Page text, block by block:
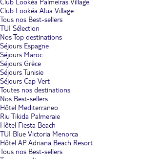
Club Lookéa Palmeiras Village
Club Lookéa Alua Village
Tous nos Best-sellers
TUI Sélection
Nos Top destinations
Séjours Espagne
Séjours Maroc
Séjours Grèce
Séjours Tunisie
Séjours Cap Vert
Toutes nos destinations
Nos Best-sellers
Hôtel Mediterraneo
Riu Tikida Palmeraie
Hôtel Fiesta Beach
TUI Blue Victoria Menorca
Hôtel AP Adriana Beach Resort
Tous nos Best-sellers